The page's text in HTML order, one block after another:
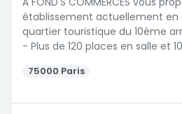
établissement actuellement en
quartier touristique du 10ème
- Plus de 120 places en salle et
75000 Paris